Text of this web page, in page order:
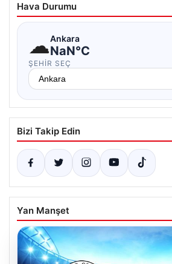
Hava Durumu
☁Ankara
NaN°C
ŞEHIR SEÇ
Bizi Takip Edin
Yan Manşet